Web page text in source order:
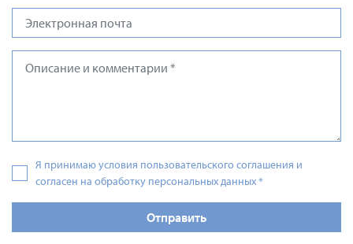
Я принимаю условия пользовательского соглашения и
согласен на обработку персональных данных*
Отправить